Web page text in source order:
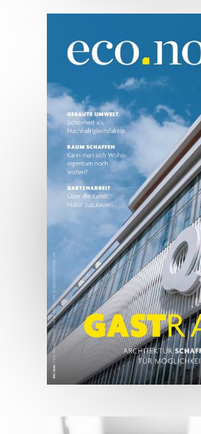
07/
Tirols Top 500 -
2026
JETZT
ONLINE